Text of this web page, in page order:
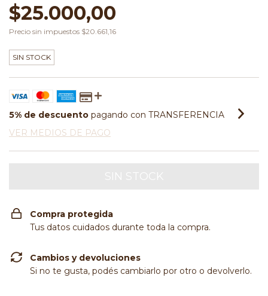
$25.000,00
Precio sin impuestos $20.661,16
SIN STOCK
5% de descuento pagando con TRANSFERENCIA
VER MEDIOS DE PAGO
Compra protegida
Tus datos cuidados durante toda la compra.
Cambios y devoluciones
Si no te gusta, podés cambiarlo por otro o devolverlo.